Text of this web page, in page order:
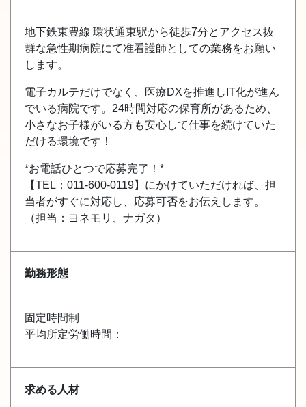
地下鉄東豊線 環状通東駅から徒歩7分とアクセス抜
群な急性期病院にて准看護師としての業務をお願い
します。
電子カルテだけでなく、医療DXを推進しIT化が進ん
でいる病院です。24時間対応の保育所があるため、
小さなお子様がいる方も安心して仕事を続けていた
だける環境です！
*お電話ひとつで応募完了！*
【TEL：011-600-0119】にかけていただければ、担
当者がすぐに対応し、応募可否をお伝えします。
（担当：ヨネモリ、ナガタ）
勤務形態
固定時間制
平均所定労働時間：
求める人材